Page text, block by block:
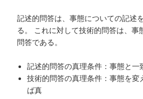
記述的問答は、事態についての記述
る。 これに対して技術的問答は、事
問答である。
記述的問答の真理条件：事態と一
技術的問答の真理条件：事態を変
ば真